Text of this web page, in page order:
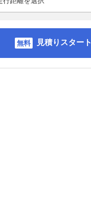
見積りスタート